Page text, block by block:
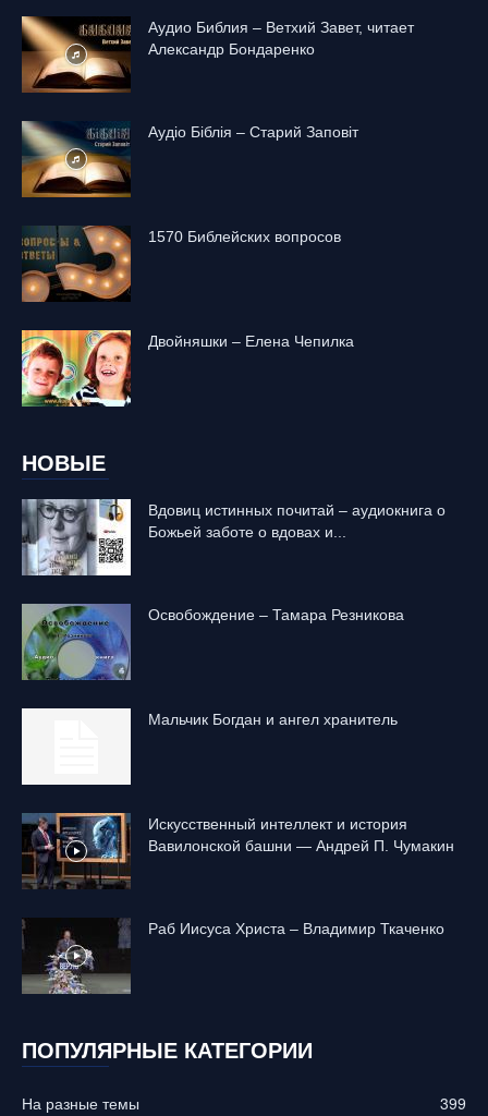
Аудио Библия – Ветхий Завет, читает
Александр Бондаренко
Аудіо Біблія – Старий Заповіт
1570 Библейских вопросов
Двойняшки – Елена Чепилка
НОВЫЕ
Вдовиц истинных почитай – аудиокнига о
Божьей заботе о вдовах и...
Освобождение – Тамара Резникова
Mальчик Богдан и ангел хранитель
Искусственный интеллект и история
Вавилонской башни — Андрей П. Чумакин
Раб Иисуса Христа – Владимир Ткаченко
ПОПУЛЯРНЫЕ КАТЕГОРИИ
На разные темы
399